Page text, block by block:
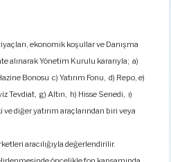
ekonomik koşullar ve Danışma
alınarak Yönetim Kurulu kararıyla; a)
Bonosu c) Yatırım Fonu, d) Repo, e)
Tevdiat, g) Altın, h) Hisse Senedi, ı)
ve diğer yatırım araçlarından biri veya
aracılığıyla değerlendirilir.